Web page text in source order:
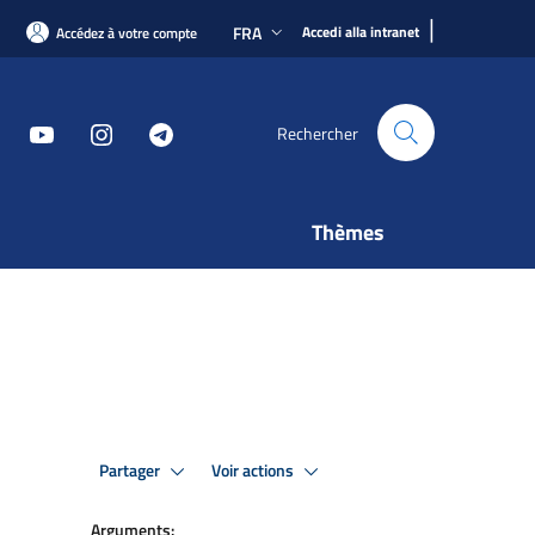
Accédez à votre compte FRA Accedi alla intranet |
Rechercher
Thèmes
Partager Voir actions
Arguments: